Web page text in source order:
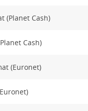
(Planet Cash)
Cash)
(Euronet)